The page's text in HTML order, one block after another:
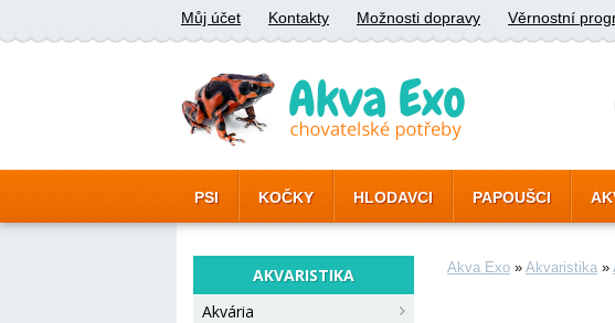
Můj účet Kontakty Možnosti dopravy Věrnostní
PSI KOČKY HLODAVCI PAPOUŠCI
AKVARISTIKA
Akvária
Akva Exo » Akvaristika »